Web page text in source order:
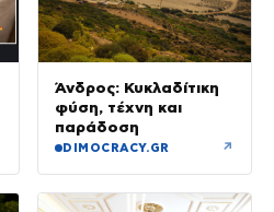
Άνδρος: Κυκλαδίτικη
φύση, τέχνη και
παράδοση
DIMOCRACY.GR ↗